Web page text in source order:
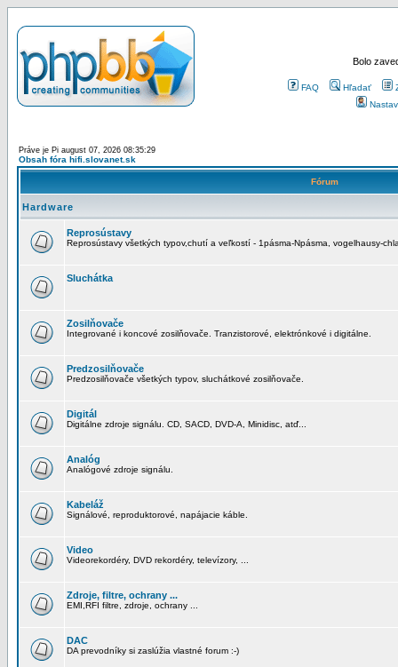
Bolo
FAQ Hľadať
Práve je Pi august 07, 2026 08:35:29
Obsah fóra hifi.slovanet.sk
Fórum
Hardware
Reprosústavy
Reprosústavy všetkých typov,chutí a veľkostí - 1pásma-Npásma, vogelhausy-
Sluchátka
Zosilňovače
Integrované i koncové zosilňovače. Tranzistorové, elektrónkové i digitálne.
Predzosilňovače
Predzosilňovače všetkých typov, sluchátkové zosilňovače.
Digitál
Digitálne zdroje signálu. CD, SACD, DVD-A, Minidisc, atď...
Analóg
Analógové zdroje signálu.
Kabeláž
Signálové, reproduktorové, napájacie káble.
Video
Videorekordéry, DVD rekordéry, televízory, ...
Zdroje, filtre, ochrany ...
EMI,RFI filtre, zdroje, ochrany ...
DAC
DA prevodníky si zaslúžia vlastné forum :-)